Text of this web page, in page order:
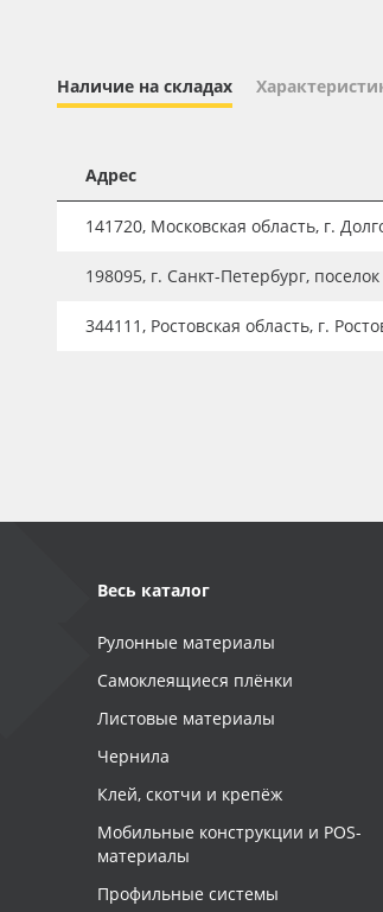
Новинки ассортимента
Плёнка монтажная Oratape
ПЭТ листовой
ПЭТ бэклит
Наличие на складах
Адрес
141720, Московская область, г.
198095, г. Санкт-Петербург,
344111, Ростовская область, г.
Весь каталог
Рулонные материалы
Самоклеящиеся плёнки
Листовые материалы
Чернила
Клей, скотчи и крепёж
Мобильные конструкции и POS-
материалы
Профильные системы